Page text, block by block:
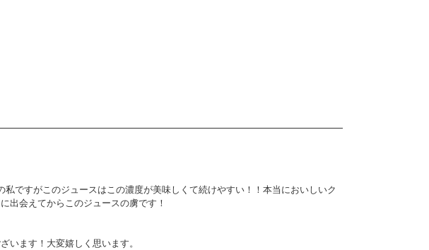
ですがこのジュースはこの濃度が美味しくて続けやすい！！本当においしいク
出会えてからこのジュースの虜です！
います！大変嬉しく思います。